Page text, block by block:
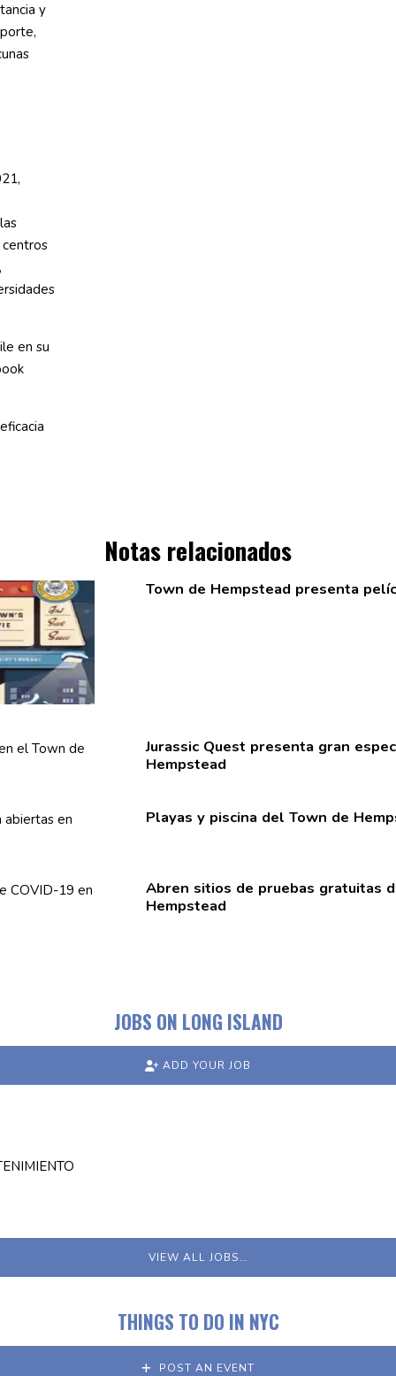
y
en su
Notas relacionados
Town de Hempstead presenta
Jurassic Quest presenta gran
Hempstead
Playas y piscina del Town de
Abren sitios de pruebas gratuitas
Hempstead
JOBS ON LONG ISLAND
ADD YOUR JOB
VIEW ALL JOBS…
THINGS TO DO IN NYC
POST AN EVENT